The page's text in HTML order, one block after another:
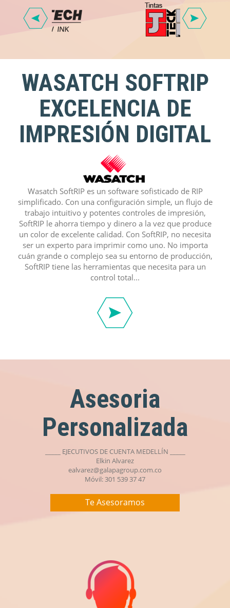
WASATCH SOFTRIP
EXCELENCIA DE
IMPRESIÓN DIGITAL
Wasatch SoftRIP es un software sofisticado de RIP
simplificado. Con una configuración simple, un flujo de
trabajo intuitivo y potentes controles de impresión,
SoftRIP le ahorra tiempo y dinero a la vez que produce
un color de excelente calidad. Con SoftRIP, no necesita
ser un experto para imprimir como uno. No importa
cuán grande o complejo sea su entorno de producción,
SoftRIP tiene las herramientas que necesita para un
control total...
Asesoria
Personalizada
_____ EJECUTIVOS DE CUENTA MEDELLÍN _____
Elkin Alvarez
ealvarez@galapagroup.com.co
Móvil: 301 539 37 47
Te Asesoramos